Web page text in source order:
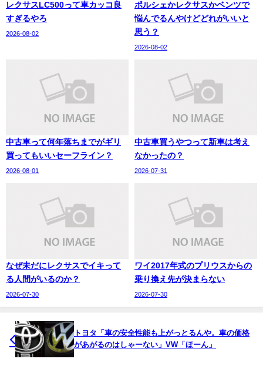
レクサスLC500って車カッコ良
すぎるやろ
2026-08-02
ポルシェかレクサスかベンツで
悩んでるんやけどどれがいいと
思う？
2026-08-02
中古車って何年落ちまでがギリ
買ってもいいセーフライン？
2026-08-01
中古車買うやつって新車は考え
なかったの？
2026-07-31
なぜ未だにレクサスでイキって
る人間がいるのか？
2026-07-30
ワイ2017年式のプリウスからの
乗り換え先が決まらない
2026-07-30
トヨタ「車の安全性能も上がっとるんや。車の価格
があがるのはしゃーない」VW「ほーん」